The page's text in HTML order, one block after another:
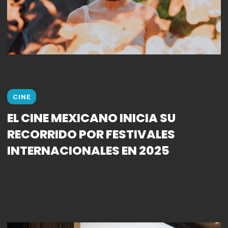
CINE
EL CINE MEXICANO INICIA SU
RECORRIDO POR FESTIVALES
INTERNACIONALES EN 2025